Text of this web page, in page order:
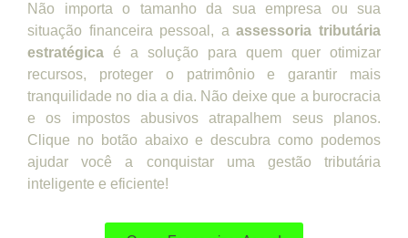
Não importa o tamanho da sua empresa ou sua
situação financeira pessoal, aassessoria tributária
estratégica é a solução para quem quer otimizar
recursos, proteger o patrimônio e garantir mais
tranquilidade no dia a dia. Não deixe que a burocracia
e os impostos abusivos atrapalhem seus planos.
Clique no botão abaixo e descubra como podemos
ajudar você a conquistar uma gestão tributária
inteligente e eficiente!